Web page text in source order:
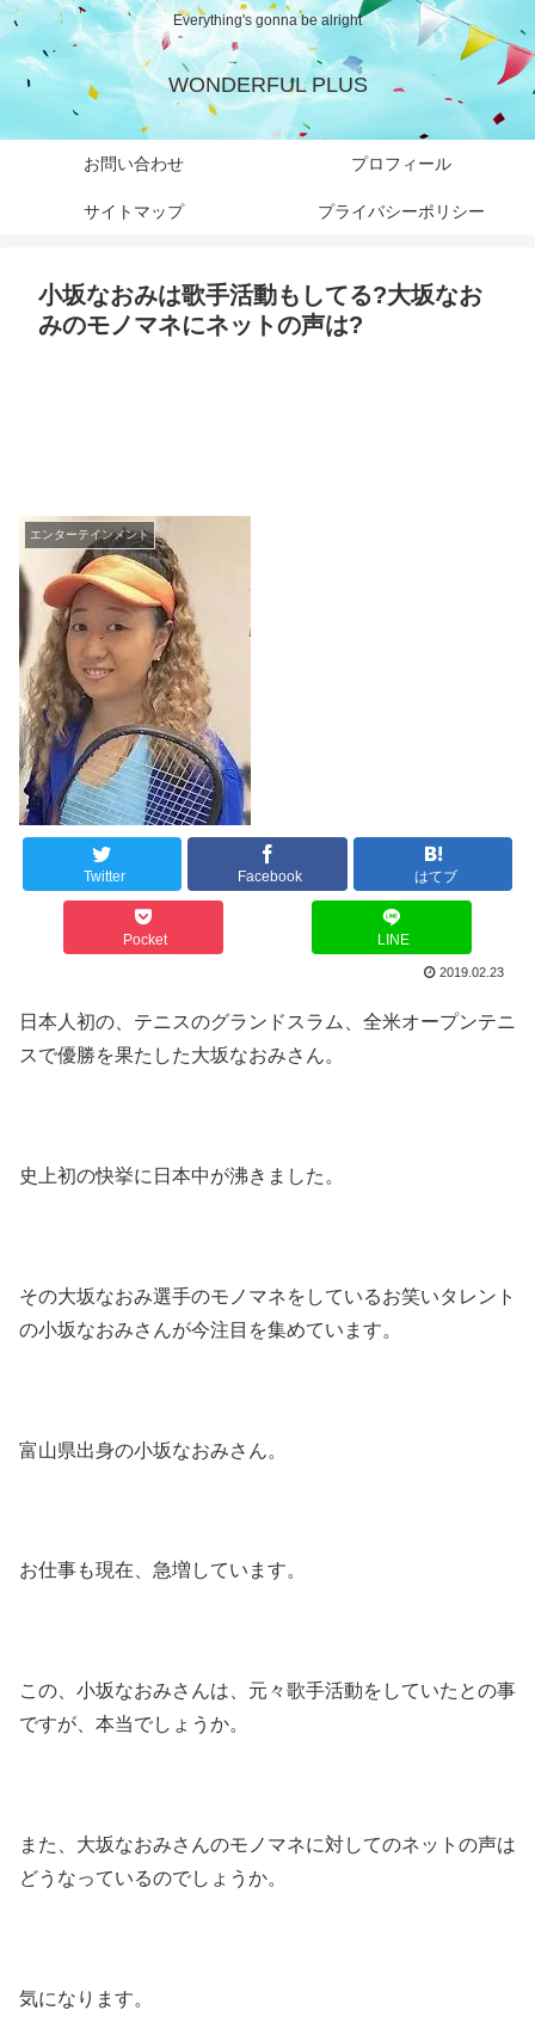
Everything's gonna be alright
WONDERFUL PLUS
お問い合わせ プロフィール
サイトマップ プライバシーポリシー
小坂なおみは歌手活動もしてる?大坂なお
みのモノマネにネットの声は?
エンターテインメント
Twitter Facebook はてブ
Pocket LINE
2019.02.23
日本人初の、テニスのグランドスラム、全米オープンテニ
スで優勝を果たした大坂なおみさん。
史上初の快挙に日本中が沸きました。
その大坂なおみ選手のモノマネをしているお笑いタレント
の小坂なおみさんが今注目を集めています。
富山県出身の小坂なおみさん。
お仕事も現在、急増しています。
この、小坂なおみさんは、元々歌手活動をしていたとの事
ですが、本当でしょうか。
また、大坂なおみさんのモノマネに対してのネットの声は
どうなっているのでしょうか。
気になります。